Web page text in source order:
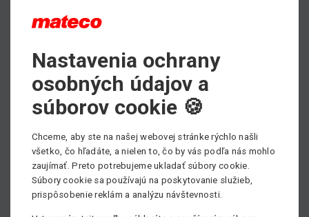
12.65 m
Min. nosnosť
Pohon
So stranovým dosahom
Nastavenia ochrany
osobných údajov a
súborov cookie 🍪
Chceme, aby ste na našej webovej stránke rýchlo našli
všetko, čo hľadáte, a nielen to, čo by vás podľa nás mohlo
zaujímať. Preto potrebujeme ukladať súbory cookie.
Súbory cookie sa používajú na poskytovanie služieb,
prispôsobenie reklám a analýzu návštevnosti.